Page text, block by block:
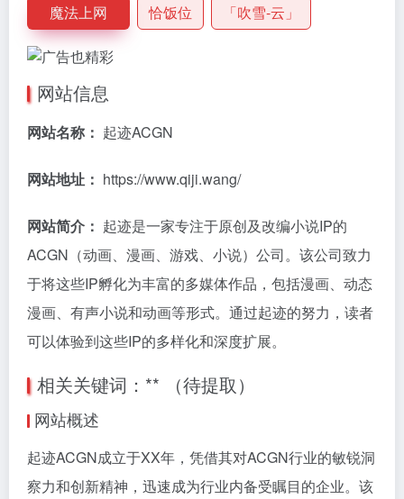
魔法上网 恰饭位 「吹雪-云」
网站信息
网站名称： 起迹ACGN
网站地址： https://www.qiji.wang/
网站简介： 起迹是一家专注于原创及改编小说IP的
ACGN（动画、漫画、游戏、小说）公司。该公司致力
于将这些IP孵化为丰富的多媒体作品，包括漫画、动态
漫画、有声小说和动画等形式。通过起迹的努力，读者
可以体验到这些IP的多样化和深度扩展。
相关关键词：** （待提取）
网站概述
起迹ACGN成立于XX年，凭借其对ACGN行业的敏锐洞
察力和创新精神，迅速成为行业内备受瞩目的企业。该